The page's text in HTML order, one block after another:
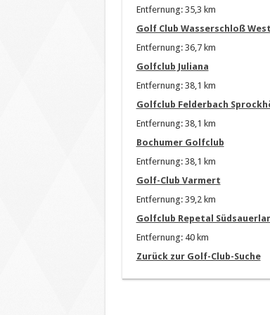
Entfernung: 35,3 km
Golf Club Wasserschloß
Entfernung: 36,7 km
Golfclub Juliana
Entfernung: 38,1 km
Golfclub Felderbach
Entfernung: 38,1 km
Bochumer Golfclub
Entfernung: 38,1 km
Golf-Club Varmert
Entfernung: 39,2 km
Golfclub Repetal
Entfernung: 40 km
Zurück zur Golf-Club-Suche